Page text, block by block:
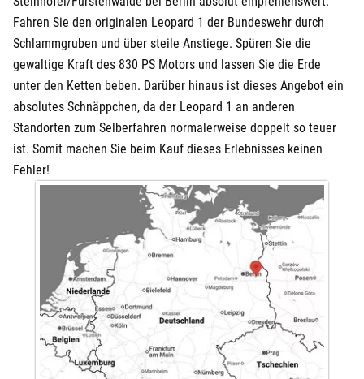
Fahren Sie den originalen Leopard 1 der Bundeswehr durch
Schlammgruben und über steile Anstiege. Spüren Sie die
gewaltige Kraft des 830 PS Motors und lassen Sie die Erde
unter den Ketten beben. Darüber hinaus ist dieses Angebot ein
absolutes Schnäppchen, da der Leopard 1 an anderen
Standorten zum Selberfahren normalerweise doppelt so teuer
ist. Somit machen Sie beim Kauf dieses Erlebnisses keinen
Fehler!